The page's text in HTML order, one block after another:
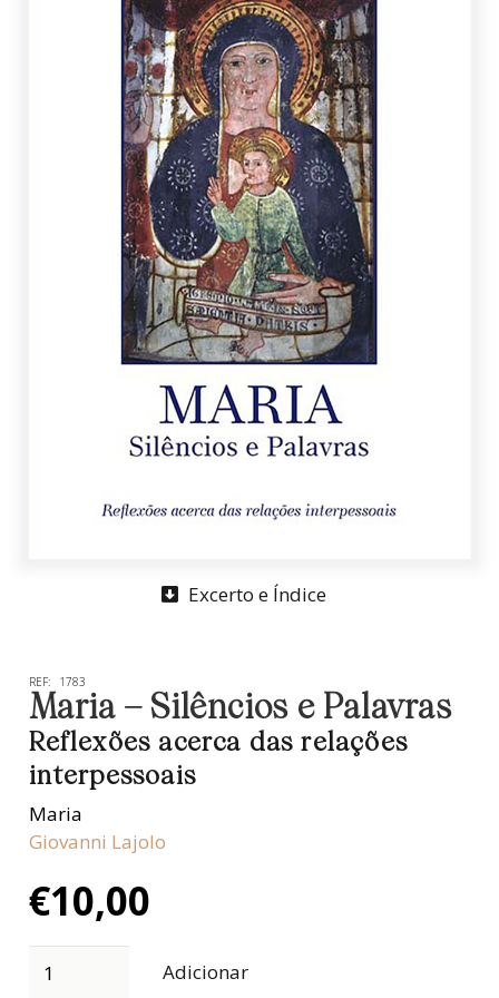
Excerto e Índice
REF: 1783
Maria – Silêncios e Palavras
Reflexões acerca das relações
interpessoais
Maria
Giovanni Lajolo
€10,00
Adicionar